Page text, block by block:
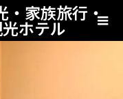
・家族旅行・
ホテル